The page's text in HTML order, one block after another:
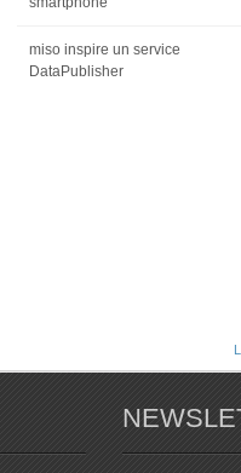
miso inspire un service
DataPublisher